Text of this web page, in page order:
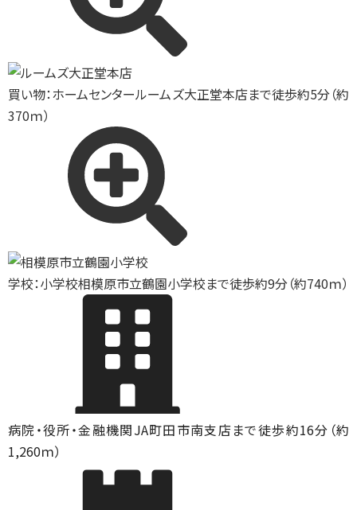
買い物：ホームセンタールームズ大正堂本店まで徒歩約5分（約
370ｍ）
学校：小学校相模原市立鶴園小学校まで徒歩約9分（約740ｍ）
病院・役所・金融機関JA町田市南支店まで徒歩約16分（約
1,260ｍ）